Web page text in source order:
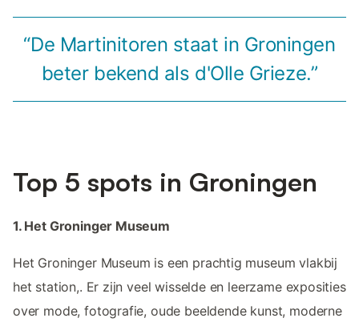
“De Martinitoren staat in Groningen
beter bekend als d'Olle Grieze.”
Top 5 spots in Groningen
1. Het Groninger Museum
Het Groninger Museum is een prachtig museum vlakbij
het station,. Er zijn veel wisselde en leerzame exposities
over mode, fotografie, oude beeldende kunst, moderne